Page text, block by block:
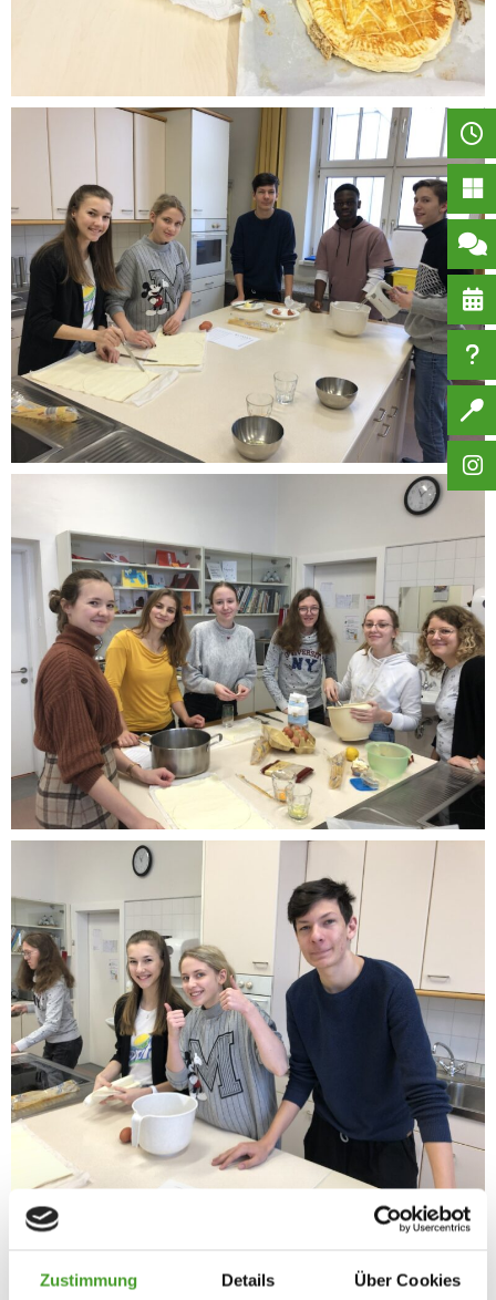
Zustimmung Details Über Cookies